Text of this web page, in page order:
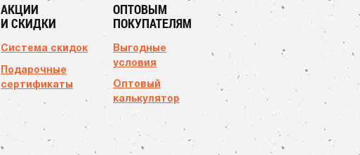
АКЦИИ
И СКИДКИ
Система скидок
Подарочные
сертификаты
ОПТОВЫМ
ПОКУПАТЕЛЯМ
Выгодные
условия
Оптовый
калькулятор